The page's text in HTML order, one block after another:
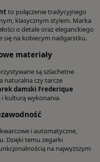
to połączenie tradycyjnego
klasycznym stylem. Marka
o detale oraz eleganckiego
się na kobiecym nadgarstku.
materiały
są szlachetne
naturalna czy tarcze
damski Frederique
i kulturą wykonania.
i automatyczne,
Dzięki temu zegarki
na najwyższym